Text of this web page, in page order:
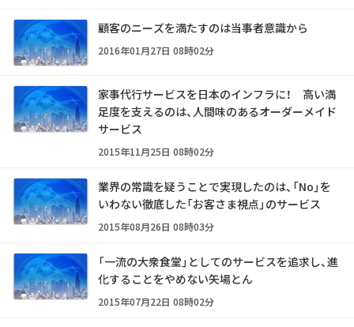
顧客のニーズを満たすのは当事者意識から
2016年01月27日 08時02分
家事代行サービスを日本のインフラに！ 高い満
足度を支えるのは、人間味のあるオーダーメイド
サービス
2015年11月25日 08時02分
業界の常識を疑うことで実現したのは、「No」を
いわない徹底した「お客さま視点」のサービス
2015年08月26日 08時03分
「一流の大衆食堂」としてのサービスを追求し、進
化することをやめない矢場とん
2015年07月22日 08時02分